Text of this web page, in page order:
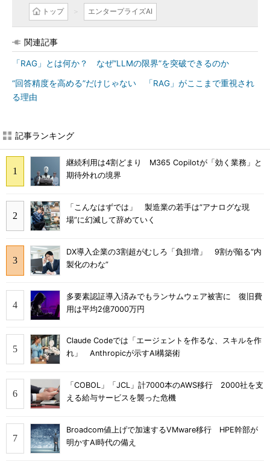
トップ エンタープライズAI
関連記事
「RAG」とは何か？ なぜ“LLMの限界”を突破できるのか
“回答精度を高める”だけじゃない 「RAG」がここまで重視され
る理由
記事ランキング
継続利用は4割どまり M365 Copilotが「効く業務」と
期待外れの境界
「こんなはずでは」 製造業の若手は“アナログな現
場”に幻滅して辞めていく
DX導入企業の3割超がむしろ「負担増」 9割が陥る“内
製化のわな”
多要素認証導入済みでもランサムウェア被害に 復旧費
用は平均2億7000万円
Claude Codeでは「エージェントを作るな、スキルを作
れ」 Anthropicが示すAI構築術
「COBOL」「JCL」計7000本のAWS移行 2000社を支
える給与サービスを襲った危機
Broadcom値上げで加速するVMware移行 HPE幹部が
明かすAI時代の備え